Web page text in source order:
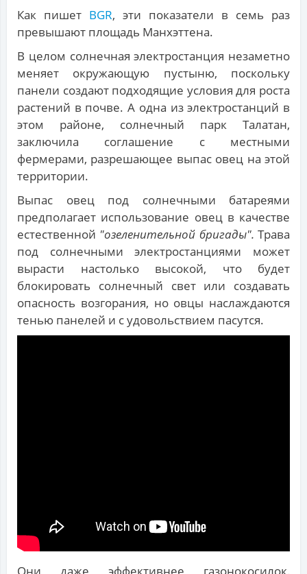
Как пишет BGR, эти показатели в семь раз
превышают площадь Манхэттена.
В целом солнечная электростанция незаметно
меняет окружающую пустыню, поскольку
панели создают подходящие условия для роста
растений в почве. А одна из электростанций в
этом районе, солнечный парк Талатан,
заключила соглашение с местными
фермерами, разрешающее выпас овец на этой
территории.
Выпас овец под солнечными батареями
предполагает использование овец в качестве
естественной "озеленительной бригады". Трава
под солнечными электростанциями может
вырасти настолько высокой, что будет
блокировать солнечный свет или создавать
опасность возгорания, но овцы наслаждаются
тенью панелей и с удовольствием пасутся.